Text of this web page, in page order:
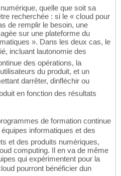
quelle que soit sa
recherchée : si le « cloud pour
de remplir le besoin, une
sur une plateforme du
». Dans les deux cas, le
incluant lautonomie des
des opérations, la
du produit, et un
darrêter, dinfléchir ou
en fonction des résultats
de formation continue
informatiques et des
et des produits numériques,
computing. Il en va de même
qui expérimentent pour la
pourront bénéficier dun